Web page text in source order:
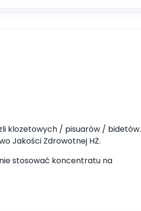
klozetowych / pisuarów / bidetów.
Jakości Zdrowotnej HŻ.
stosować koncentratu na